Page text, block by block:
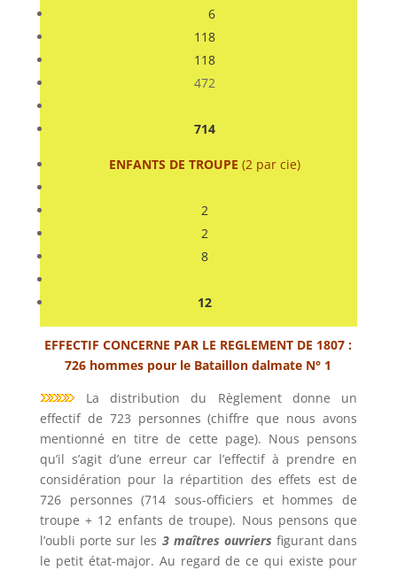
6
118
118
472
714
ENFANTS DE TROUPE (2 par cie)
2
2
8
12
EFFECTIF CONCERNE PAR LE REGLEMENT DE 1807 :
726 hommes pour le Bataillon dalmate N° 1
La distribution du Règlement donne un
effectif de 723 personnes (chiffre que nous avons
mentionné en titre de cette page). Nous pensons
qu’il s’agit d’une erreur car l’effectif à prendre en
considération pour la répartition des effets est de
726 personnes (714 sous-officiers et hommes de
troupe + 12 enfants de troupe). Nous pensons que
l’oubli porte sur les 3 maîtres ouvriers figurant dans
le petit état-major. Au regard de ce qui existe pour